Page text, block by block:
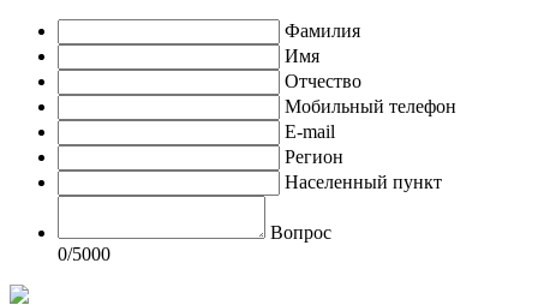
Фамилия
Имя
Отчество
Мобильный телефон
E-mail
Регион
Населенный пункт
Вопрос
0/5000